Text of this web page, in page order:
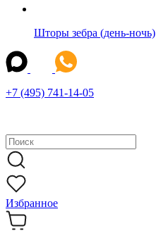
Шторы зебра (день-ночь)
+7 (495) 741-14-05
Избранное